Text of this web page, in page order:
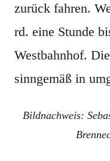
zurück fahren.
rd. eine Stunde
Westbahnhof.
sinngemäß in
Bildnachweis: